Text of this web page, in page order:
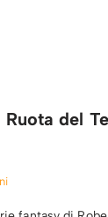
del